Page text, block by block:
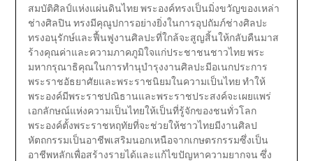
สมบัติศิลป์แห่งแผ่นดินไทย พระองค์ทรงเป็นมิ่งขวัญของเหล่า
ช่างศิลปิน ทรงมีคุณูปการอย่างยิ่งในการอุปถัมภ์ช่างศิลปะ
ทรงอนุรักษ์และฟื้นฟูงานศิลปะที่ใกล้จะสูญสิ้นให้กลับคืนมาส
ร้างคุณค่าและความภาคภูมิใจแก่ประชาชนชาวไทย พระ
มหากรุณาธิคุณในการทำนุบำรุงงานศิลปะมีอเนกประการ
พระราชอัธยาศัยและพระราชนิยมในความเป็นไทย ทำให้
พระองค์มีพระราชปณิธานและพระราชประสงค์จะเผยแพร่
เอกลักษณ์แห่งความเป็นไทยให้เป็นที่รู้จักของชนทั่วโลก
พระองค์ตั้งพระราชหฤทัยที่จะช่วยให้ชาวไทยมีงานศิลป
หัตถกรรมเป็นอาชีพเสริมนอกเหนือจากเกษตรกรรมซึ่งเป็น
อาชีพหลักเพื่อสร้างรายได้และแก้ไขปัญหาความยากจน ซึ่ง